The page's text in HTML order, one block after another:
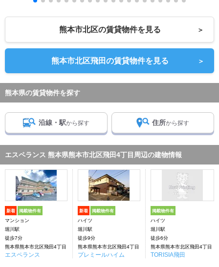
熊本市北区の賃貸物件を見る ＞
熊本市北区飛田の賃貸物件を見る ＞
熊本県の賃貸物件を探す
沿線・駅から探す 住所から探す
エスペランス 熊本県熊本市北区飛田4丁目周辺の建物情報
新着 掲載物件有
マンション
堀川駅
徒歩7分
熊本県熊本市北区飛田4丁目
エスペランス
新着 掲載物件有
ハイツ
堀川駅
徒歩9分
熊本県熊本市北区飛田4丁目
プレミールハイム
掲載物件有
ハイツ
堀川駅
徒歩6分
熊本県熊本市北区飛田4丁目
TORISIA飛田